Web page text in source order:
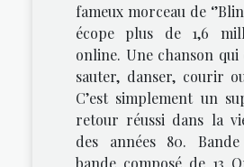
fameux morceau de
écope plus de 1,6
online. Une chanson qui
sauter, danser, courir
C’est simplement un
retour réussi dans la
des années 80.
bande composé de 13